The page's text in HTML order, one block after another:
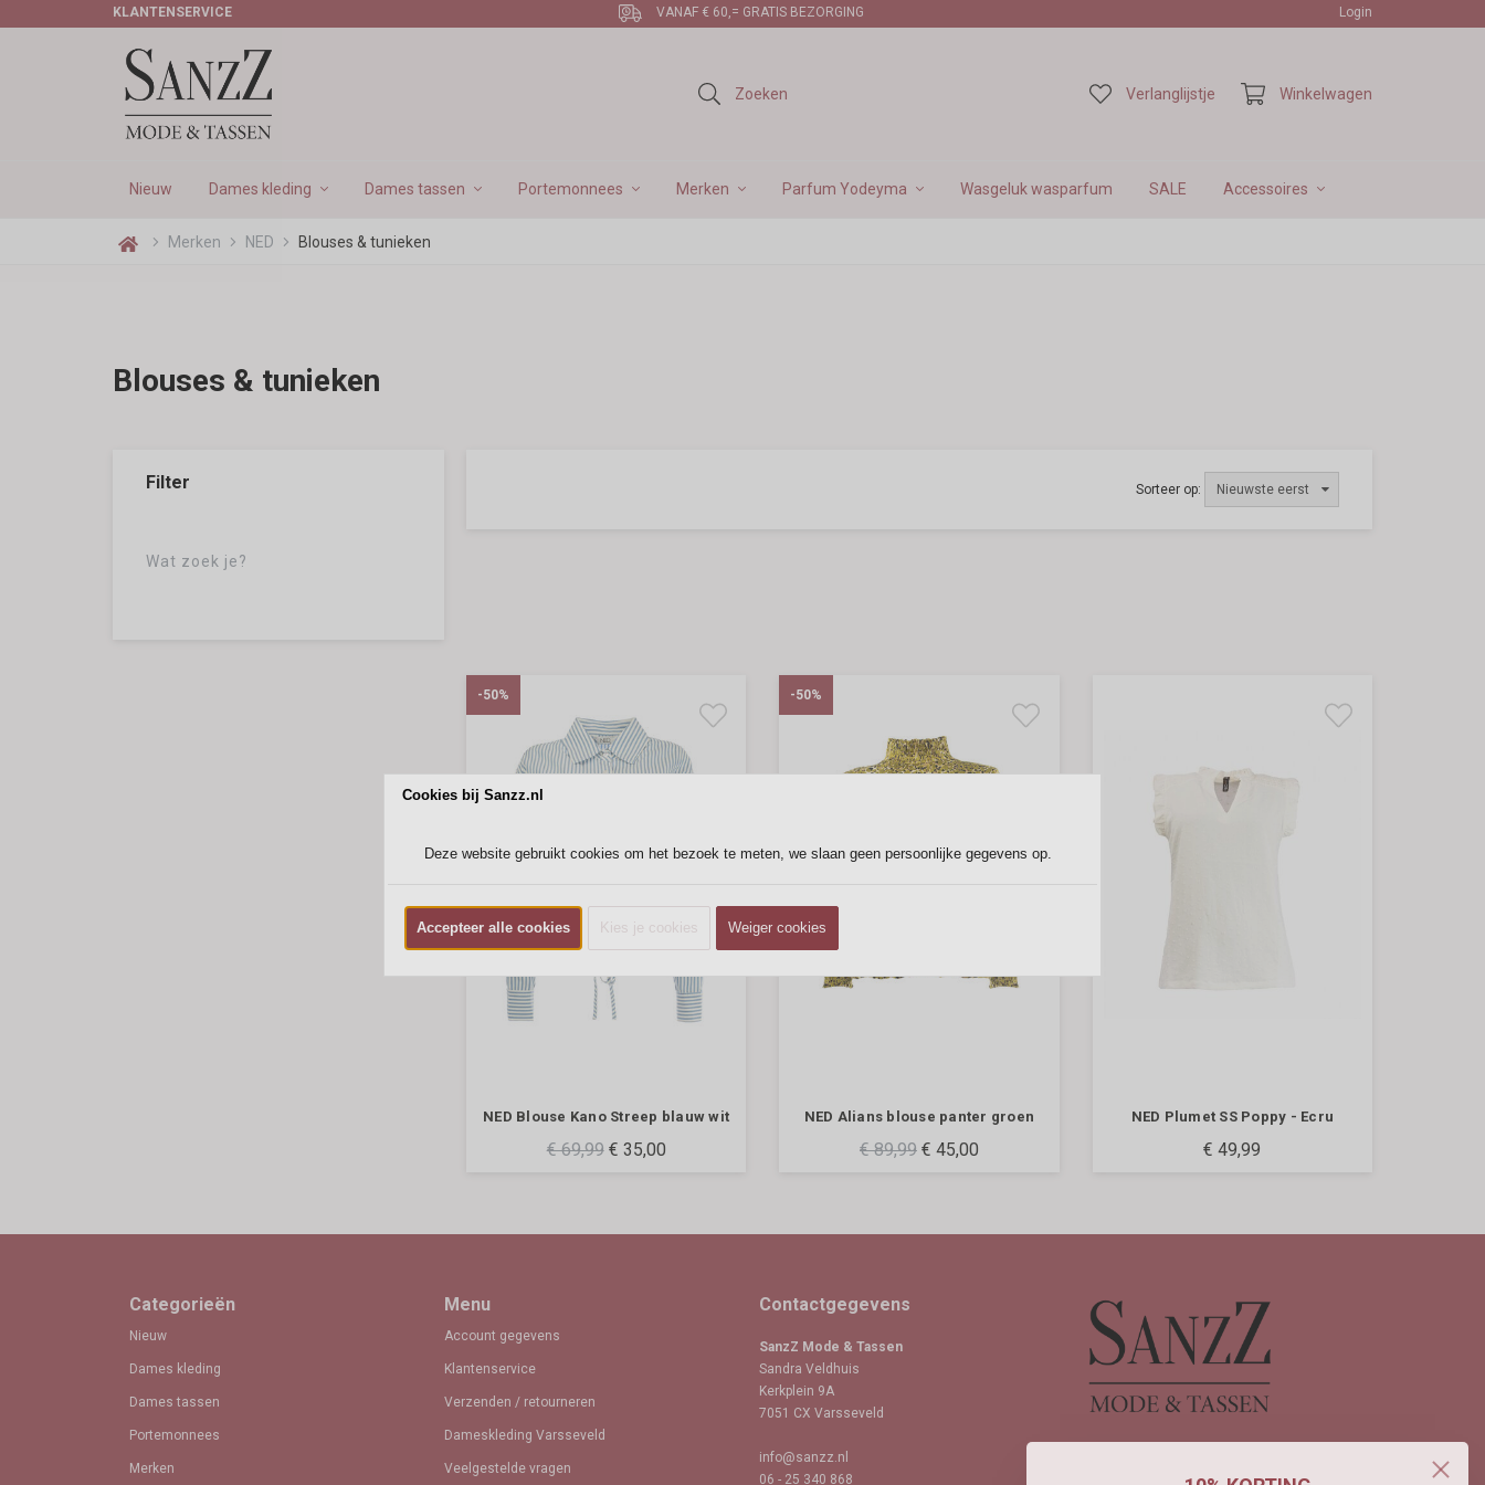
KLANTENSERVICE VANAF € 60,= GRATIS BEZORGING Login
Zoeken Verlanglijstje Winkelwagen
Nieuw Dames kleding Dames tassen Portemonnees Merken Parfum Yodeyma Wasgeluk wasparfum SALE Accessoires
Merken NED Blouses & tunieken
Blouses & tunieken
Filter
Wat zoek je?
Sorteer op: Nieuwste eerst
-50%
NED Blouse Kano Streep blauw wit
€ 69,99 € 35,00
-50%
NED Alians blouse panter groen
€ 89,99 € 45,00
NED Plumet SS Poppy - Ecru
€ 49,99
Categorieën
Nieuw
Dames kleding
Dames tassen
Portemonnees
Merken
Menu
Account gegevens
Klantenservice
Verzenden / retourneren
Dameskleding Varsseveld
Veelgestelde vragen
Contactgegevens
SanzZ Mode & Tassen
Sandra Veldhuis
Kerkplein 9A
7051 CX Varsseveld
info@sanzz.nl
06 - 25 340 868
Cookies bij Sanzz.nl
Deze website gebruikt cookies om het bezoek te meten, we slaan geen persoonlijke gegevens op.
Accepteer alle cookies Kies je cookies Weiger cookies